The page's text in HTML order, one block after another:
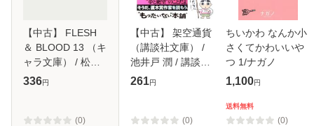
【中古】 FLESH
＆ BLOOD 13 （キ
ャラ文庫） / 松岡
なつき / 徳間書店
336円
(0)
【中古】 架空通貨
（講談社文庫） /
池井戸 潤 / 講談社
[文庫]【メール便送
261円
(0)
ちいかわ なんか小
さくてかわいいや
つ 1/ナガノ
1,100円
送料無料
(0)